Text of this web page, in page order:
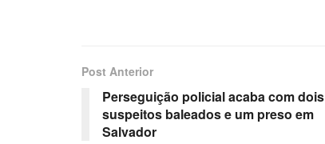
Post Anterior
Perseguição policial acaba com dois
suspeitos baleados e um preso em
Salvador